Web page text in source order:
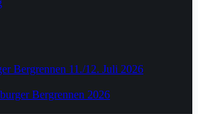
Bergrennen 11./12. Juli 2026
Bergrennen 2026